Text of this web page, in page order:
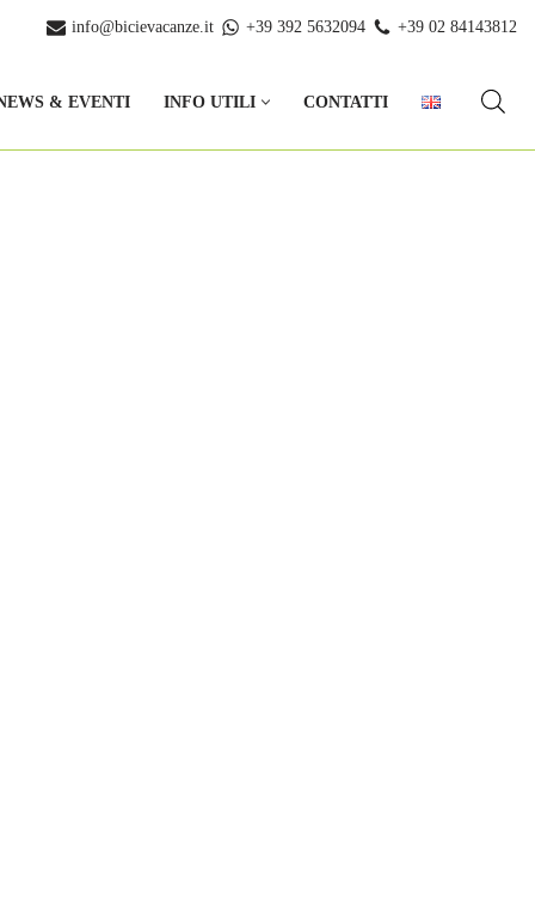
info@bicievacanze.it +39 392 5632094 +39 02 84143812
& EVENTI INFO UTILI CONTATTI